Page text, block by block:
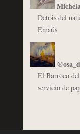
Detrás del
Emaús
El Barroco
servicio de